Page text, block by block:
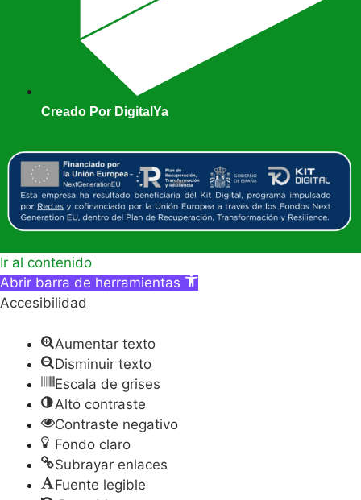
Creado Por DigitalYa
Ir al contenido
Abrir barra de herramientas
Accesibilidad
Aumentar texto
Disminuir texto
Escala de grises
Alto contraste
Contraste negativo
Fondo claro
Subrayar enlaces
Fuente legible